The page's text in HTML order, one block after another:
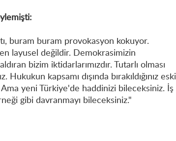
buram buram provokasyon kokuyor.
layusel değildir. Demokrasimizin
bizim iktidarlarımızdır. Tutarlı olması
kapsamı dışında bırakıldığınız eski
yeni Türkiye'de haddinizi bileceksiniz. İş
gibi davranmayı bileceksiniz."